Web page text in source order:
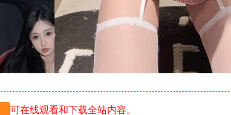
可在线观看和下载全站内容。